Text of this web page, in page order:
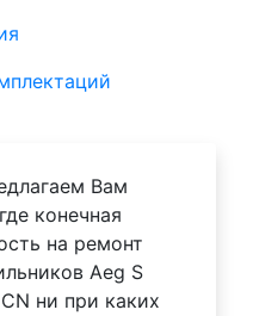
Вам
конечная
на ремонт
Aeg S
ни при каких